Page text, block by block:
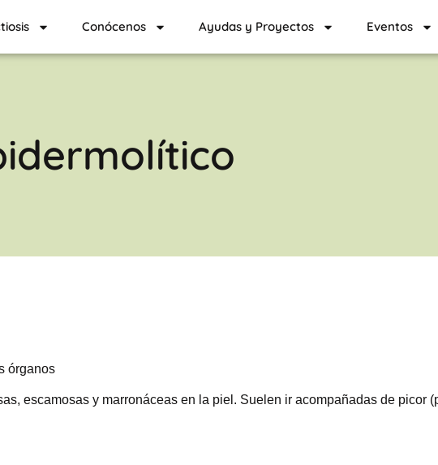
Conócenos Ayudas y Proyectos Eventos
órganos
escamosas y marronáceas en la piel. Suelen ir acompañadas de picor